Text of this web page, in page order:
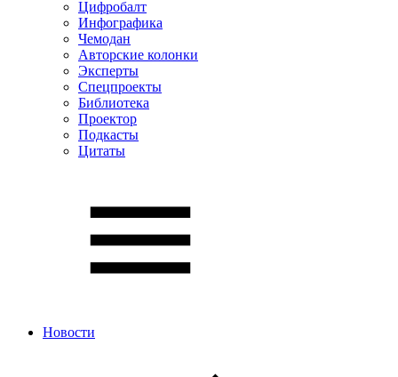
Цифробалт
Инфографика
Чемодан
Авторские колонки
Эксперты
Спецпроекты
Библиотека
Проектор
Подкасты
Цитаты
Новости